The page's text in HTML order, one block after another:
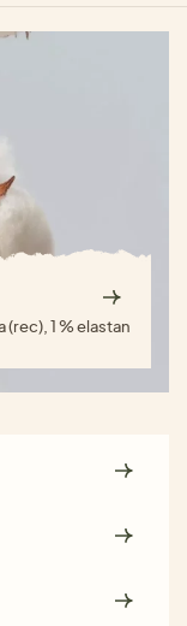
(rec), 1 % elastan